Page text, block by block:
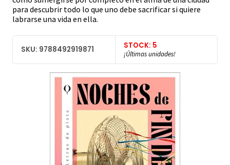
para descubrir todo lo que uno debe sacrificar si quiere
labrarse una vida en ella.
SKU: 9788492919871 STOCK: 5
¡Últimas unidades!